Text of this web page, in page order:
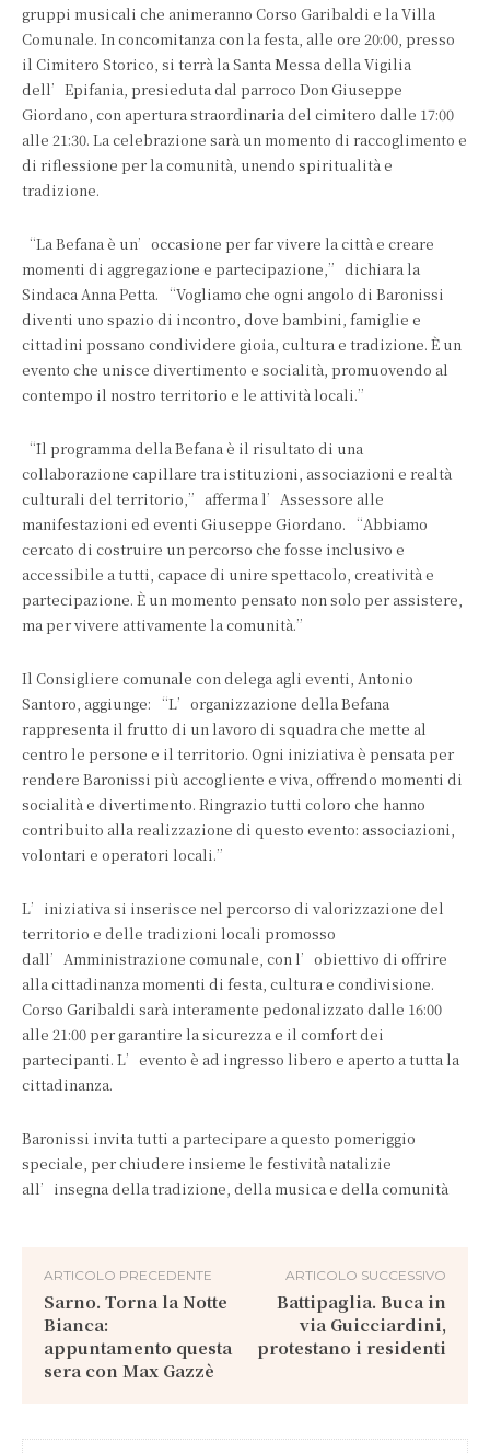
gruppi musicali che animeranno Corso Garibaldi e la Villa
Comunale. In concomitanza con la festa, alle ore 20:00, presso
il Cimitero Storico, si terrà la Santa Messa della Vigilia
dell’Epifania, presieduta dal parroco Don Giuseppe
Giordano, con apertura straordinaria del cimitero dalle 17:00
alle 21:30. La celebrazione sarà un momento di raccoglimento e
di riflessione per la comunità, unendo spiritualità e
tradizione.
“La Befana è un’occasione per far vivere la città e creare
momenti di aggregazione e partecipazione,” dichiara la
Sindaca Anna Petta. “Vogliamo che ogni angolo di Baronissi
diventi uno spazio di incontro, dove bambini, famiglie e
cittadini possano condividere gioia, cultura e tradizione. È un
evento che unisce divertimento e socialità, promuovendo al
contempo il nostro territorio e le attività locali.”
“Il programma della Befana è il risultato di una
collaborazione capillare tra istituzioni, associazioni e realtà
culturali del territorio,” afferma l’Assessore alle
manifestazioni ed eventi Giuseppe Giordano. “Abbiamo
cercato di costruire un percorso che fosse inclusivo e
accessibile a tutti, capace di unire spettacolo, creatività e
partecipazione. È un momento pensato non solo per assistere,
ma per vivere attivamente la comunità.”
Il Consigliere comunale con delega agli eventi, Antonio
Santoro, aggiunge: “L’organizzazione della Befana
rappresenta il frutto di un lavoro di squadra che mette al
centro le persone e il territorio. Ogni iniziativa è pensata per
rendere Baronissi più accogliente e viva, offrendo momenti di
socialità e divertimento. Ringrazio tutti coloro che hanno
contribuito alla realizzazione di questo evento: associazioni,
volontari e operatori locali.”
L’iniziativa si inserisce nel percorso di valorizzazione del
territorio e delle tradizioni locali promosso
dall’Amministrazione comunale, con l’obiettivo di offrire
alla cittadinanza momenti di festa, cultura e condivisione.
Corso Garibaldi sarà interamente pedonalizzato dalle 16:00
alle 21:00 per garantire la sicurezza e il comfort dei
partecipanti. L’evento è ad ingresso libero e aperto a tutta la
cittadinanza.
Baronissi invita tutti a partecipare a questo pomeriggio
speciale, per chiudere insieme le festività natalizie
all’insegna della tradizione, della musica e della comunità
ARTICOLO PRECEDENTE
Sarno. Torna la Notte
Bianca:
appuntamento questa
sera con Max Gazzè
ARTICOLO SUCCESSIVO
Battipaglia. Buca in
via Guicciardini,
protestano i residenti